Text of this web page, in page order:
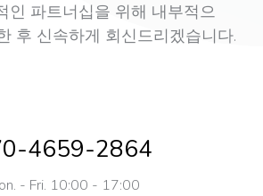
인 파트너십을 위해 내부적으
후 신속하게 회신드리겠습니다.
4659-2864
- Fri. 10:00 - 17:00